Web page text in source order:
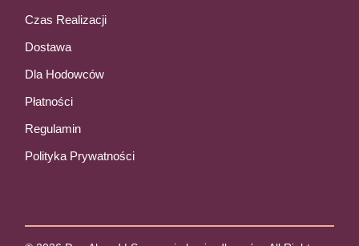
Czas Realizacji
Dostawa
Dla Hodowców
Płatności
Regulamin
Polityka Prywatności